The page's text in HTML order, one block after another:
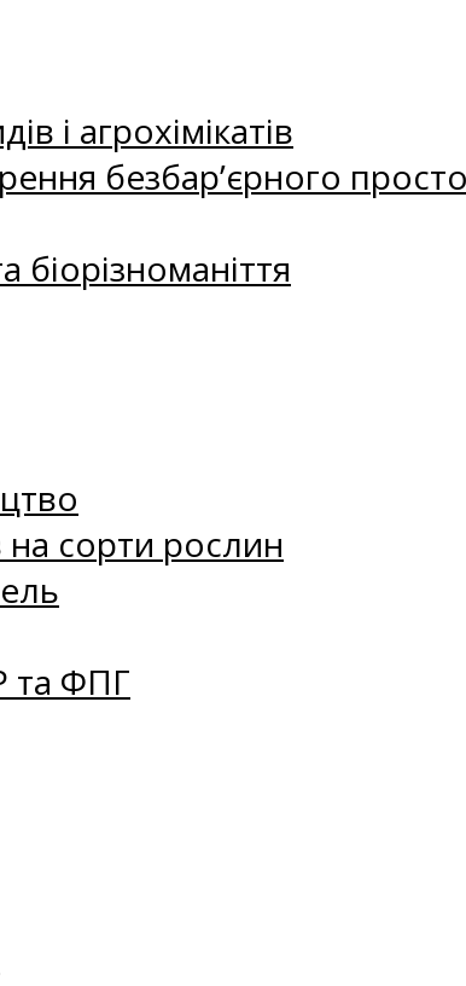
і агрохімікатів
безбар’єрного
біорізноманіття
сорти рослин
та ФПГ